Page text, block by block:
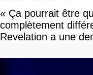
« Ça pourrait être
complètement
Revelation a une